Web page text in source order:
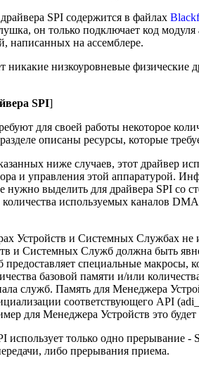
SPI содержится в файлах
он только подключает код
написанных на ассемблере.
никакие низкоуровневые физические
SPI]
для своей работы некоторое
описаны ресурсы, которые
ниже случаев, этот драйвер
и управления этой аппаратурой.
нужно выделить для драйвера SPI со
используемых каналов
Устройств и Системных Службах не
и Системных Служб должна быть
специальные макросы,
базовой памяти и/или
служб. Память для Менеджера
соответствующего API
для Менеджера Устройств это
использует только одно прерывание
либо прерывания приема.